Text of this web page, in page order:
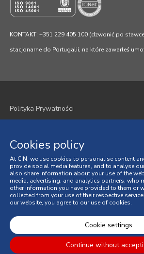
KONTAKT: +351 229 405 100 (dzwonić po
stacjonarne do Portugalii, na które zawarłeś
Polityka Prywatności
Regulamin
Ogólne Warunki Sprzedaży
Spory Konsumenckie
Księga Skarg online
© 2026 CIN, S.A.
Cookies policy
At CIN, we use cookies to personalise content
provide social media features, and to analyse
also share information about your use of the
media, advertising, and analytics partners, who
other information you have provided to them or
collected from your use of their respective
our website, you agree to our use of cookies.
Cookie settings
Continue without